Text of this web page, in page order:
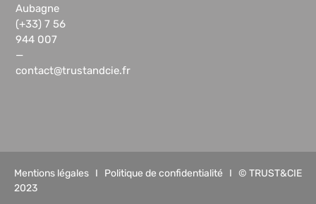
Aubagne
(+33) 7 56
944 007
—
contact@trustandcie.fr
Mentions légales I Politique de confidentialité I © TRUST&CIE
2023